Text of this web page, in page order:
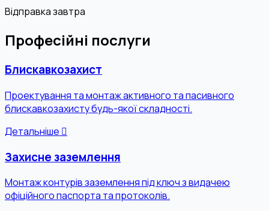
Відправка завтра
Професійні послуги
Блискавкозахист
Проектування та монтаж активного та пасивного
блискавкозахисту будь-якої складності.
Детальніше
Захисне заземлення
Монтаж контурів заземлення під ключ з видачею
офіційного паспорта та протоколів.